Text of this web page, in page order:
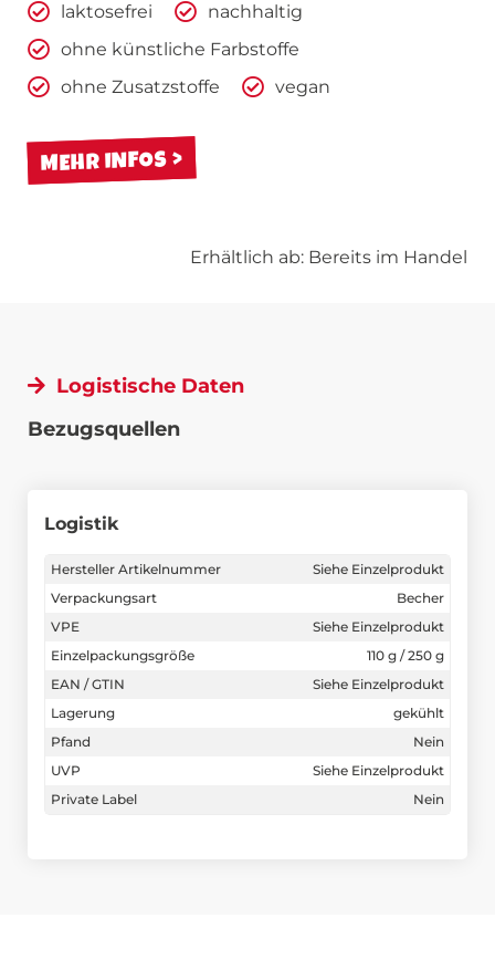
laktosefrei
nachhaltig
ohne künstliche Farbstoffe
ohne Zusatzstoffe
vegan
MEHR INFOS
Erhältlich ab: Bereits im Handel
Logistische Daten
Bezugsquellen
Logistik
Hersteller Artikelnummer
Siehe Einzelprodukt
Verpackungsart
Becher
VPE
Siehe Einzelprodukt
Einzelpackungsgröße
110 g / 250 g
EAN / GTIN
Siehe Einzelprodukt
Lagerung
gekühlt
Pfand
Nein
UVP
Siehe Einzelprodukt
Private Label
Nein